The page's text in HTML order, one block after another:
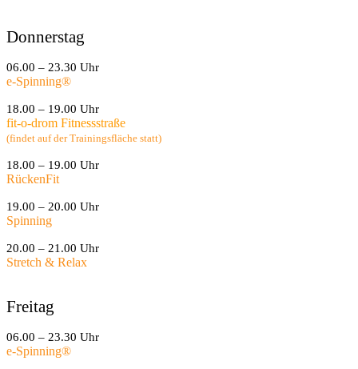
Donnerstag
06.00 – 23.30 Uhr
e-Spinning®
18.00 – 19.00 Uhr
fit-o-drom Fitnessstraße
(findet auf der Trainingsfläche statt)
18.00 – 19.00 Uhr
RückenFit
19.00 – 20.00 Uhr
Spinning
20.00 – 21.00 Uhr
Stretch & Relax
Freitag
06.00 – 23.30 Uhr
e-Spinning®